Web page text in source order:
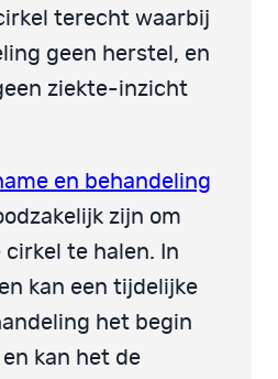
terecht waarbij
geen herstel, en
ziekte-inzicht
en behandeling
zijn om
te halen. In
kan een tijdelijke
het begin
kan het de